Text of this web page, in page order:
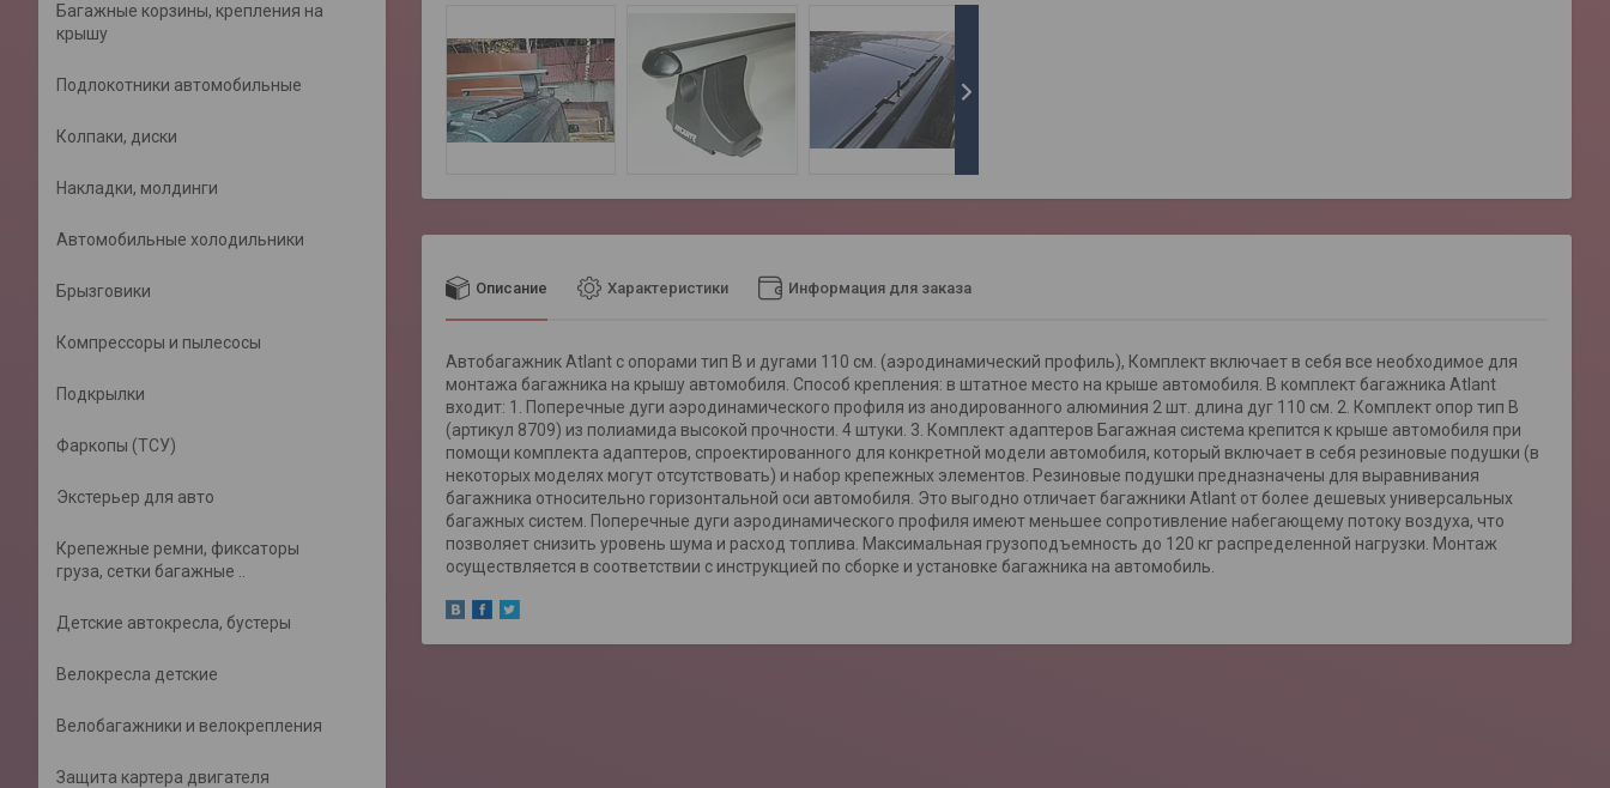
Описание Характеристики Информация для заказа
Автобагажник Atlant с опорами тип B и дугами 110 см. (аэродинамический профиль), Комплект включает в себя все необходимое для
монтажа багажника на крышу автомобиля. Способ крепления: в штатное место на крыше автомобиля. В комплект багажника Atlant
входит: 1. Поперечные дуги аэродинамического профиля из анодированного алюминия 2 шт. длина дуг 110 см. 2. Комплект опор тип B
(артикул 8709) из полиамида высокой прочности. 4 штуки. 3. Комплект адаптеров Багажная система крепится к крыше автомобиля при
помощи комплекта адаптеров, спроектированного для конкретной модели автомобиля, который включает в себя резиновые подушки (в
некоторых моделях могут отсутствовать) и набор крепежных элементов. Резиновые подушки предназначены для выравнивания
багажника относительно горизонтальной оси автомобиля. Это выгодно отличает багажники Atlant от более дешевых универсальных
багажных систем. Поперечные дуги аэродинамического профиля имеют меньшее сопротивление набегающему потоку воздуха, что
позволяет снизить уровень шума и расход топлива. Максимальная грузоподъемность до 120 кг распределенной нагрузки. Монтаж
осуществляется в соответствии с инструкцией по сборке и установке багажника на автомобиль.
Багажные корзины, крепления на
крышу
Подлокотники автомобильные
Колпаки, диски
Накладки, молдинги
Автомобильные холодильники
Брызговики
Компрессоры и пылесосы
Подкрылки
Фаркопы (ТСУ)
Экстерьер для авто
Крепежные ремни, фиксаторы
груза, сетки багажные ..
Детские автокресла, бустеры
Велокресла детские
Велобагажники и велокрепления
Защита картера двигателя